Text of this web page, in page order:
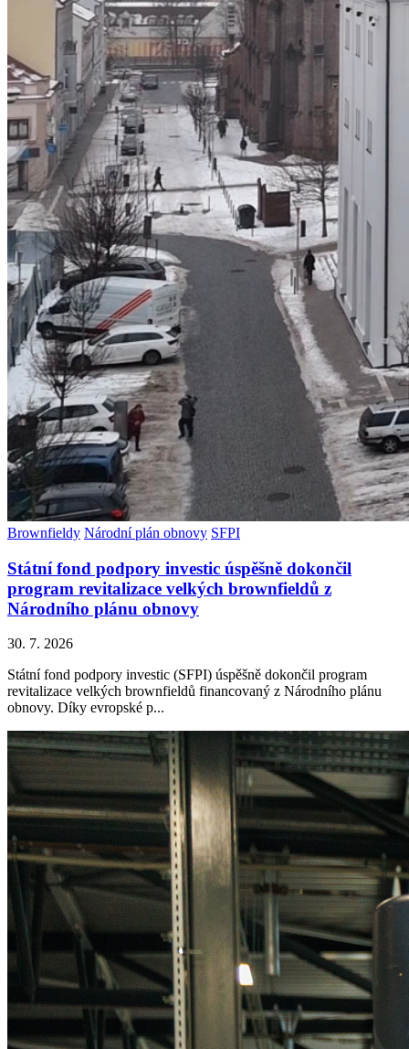
Brownfieldy Národní plán obnovy SFPI
Státní fond podpory investic úspěšně dokončil
program revitalizace velkých brownfieldů z
Národního plánu obnovy
30. 7. 2026
Státní fond podpory investic (SFPI) úspěšně dokončil program
revitalizace velkých brownfieldů financovaný z Národního plánu
obnovy. Díky evropské p...